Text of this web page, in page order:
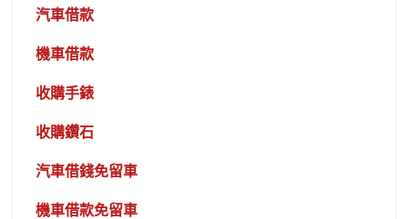
汽車借款
機車借款
收購手錶
收購鑽石
汽車借錢免留車
機車借款免留車